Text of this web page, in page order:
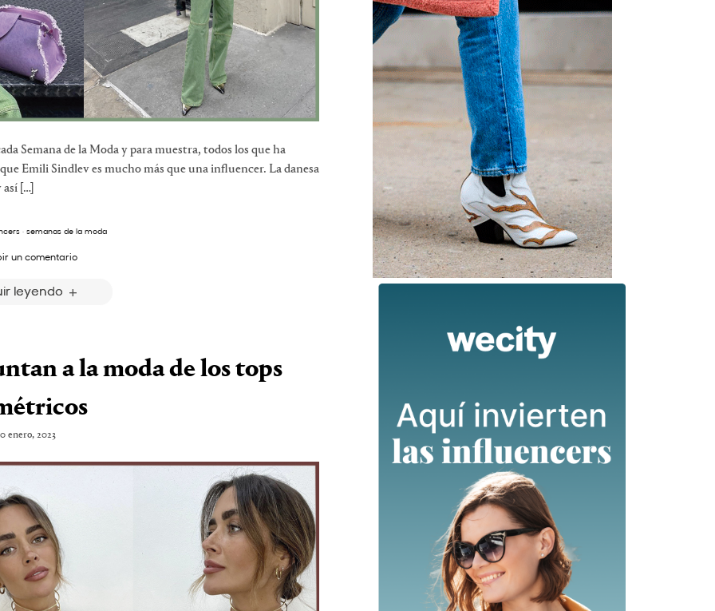
Semana de la Moda y para muestra, todos los que ha
Emili Sindlev es mucho más que una influencer. La danesa
[…]
· semanas de la moda
un comentario
leyendo
a la moda de los tops
enero, 2023